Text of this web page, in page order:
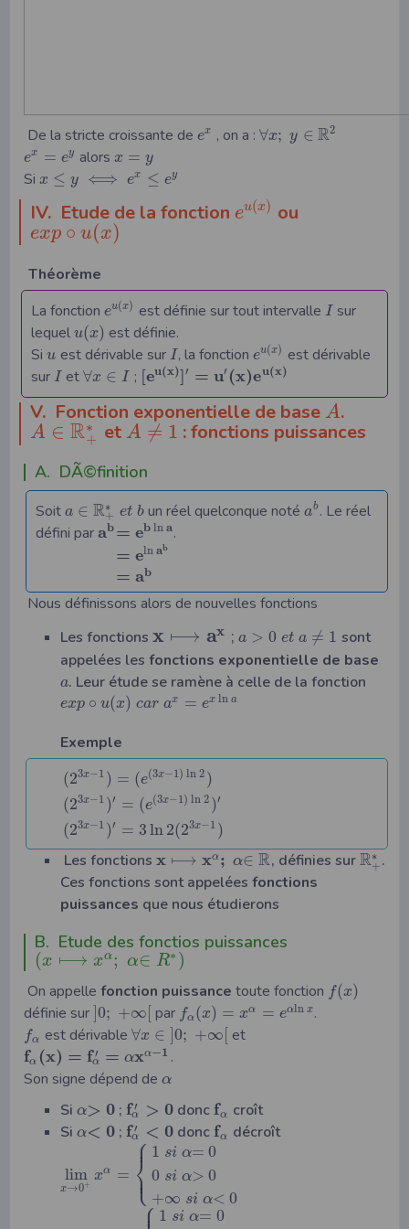
De la stricte croissante de ex , on a :∀x; y ∈ R2
ex = ey alorsx = y
Si x ≤ y ⟺ ex ≤ ey
IV. Etude de la fonction eu(x) ou
exp ∘ u(x)
Théorème
La fonction eu(x) est définie sur tout intervalle I sur
lequel u(x) est définie.
Si u est dérivable sur I, la fonction eu(x) est dérivable
sur I et∀x ∈ I ; [eu(x)]′ = u′ (x)eu(x)
V. Fonction exponentielle de base A.
A ∈ R∗
+ et A ≠ 1 : fonctions puissances
A. DÃ©finition
Soit a ∈ R∗
+ et b un réel quelconque notéab . Le réel
défini parab = eb ln a
= eln ab
= ab
.
Nous définissons alors de nouvelles fonctions
Les fonctions x ⟼ ax ; a > 0 et a ≠ 1 sont
appelées les fonctions exponentielle de base
a. Leur étude se ramène à celle de la fonction
exp ∘ u(x) car ax = ex ln a
Exemple
(23x−1 ) = (e(3x−1) ln 2 )
(23x−1 )′ = (e(3x−1) ln 2 )′
(23x−1 )′ = 3ln 2(23x−1 )
Les fonctions x ⟼ xα; α∈ R, définies surR∗
+ .
Ces fonctions sont appelées fonctions
puissances que nous étudierons
B. Etude des fonctios puissances
(x ⟼ xα; α∈ R∗ )
On appelle fonction puissance toute fonction f(x)
définie sur 0; +∞ par fα(x) = xα = eαln x.
fα est dérivable ∀x ∈ 0; +∞ et
fα (x) = f ′
α = αxα−1 .
Son signe dépend de α
Si α> 0; f ′
α > 0 doncfα
croît
Si α< 0; f ′
α < 0 doncfα décroît
lim
x→0+
xα = ⎧
⎩
⎨⎪
⎪
1 si α= 0
0 si α> 0
+∞ si α< 0
⎧ 1 si α= 0